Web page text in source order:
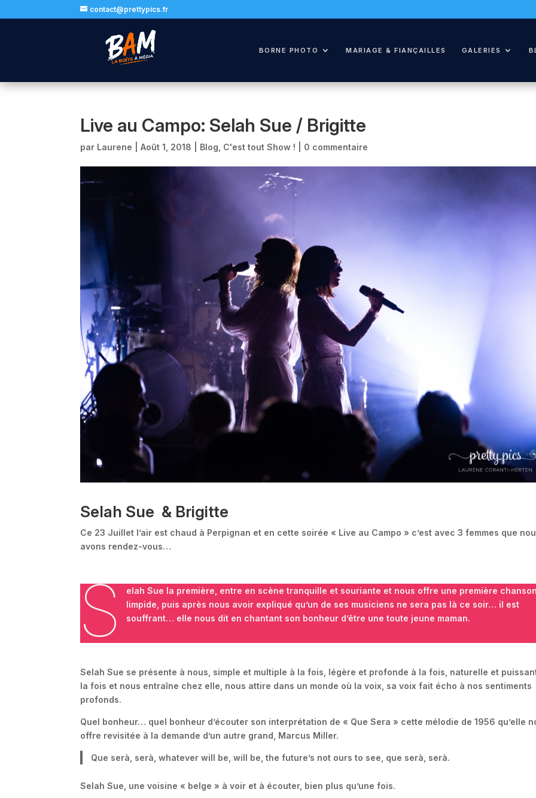
contact@prettypics.fr
BORNE PHOTO MARIAGE & FIANÇAILLES GALERIES
Live au Campo: Selah Sue / Brigitte
par Laurene |Août 1, 2018 Blog C'est tout Show ! 0 commentaire
Selah Sue & Brigitte
Ce 23 Juillet l’air est chaud à Perpignan et en cette soirée « Live au Campo » c’est avec 3 femmes que
avons rendez-vous…
S
elah Sue la première, entre en scène tranquille et souriante et nous offre une première
limpide, puis après nous avoir expliqué qu’un de ses musiciens ne sera pas là ce soir… il est
souffrant… elle nous dit en chantant son bonheur d’être une toute jeune maman.
Selah Sue se présente à nous, simple et multiple à la fois, légère et profonde à la fois, naturelle et
la fois et nous entraîne chez elle, nous attire dans un monde où la voix, sa voix fait écho à nos sentiments
profonds.
Quel bonheur… quel bonheur d’écouter son interprétation de « Que Sera » cette mélodie de 1956 qu’elle
offre revisitée à la demande d’un autre grand, Marcus Miller.
Que serà, serà, whatever will be, will be, the future’s not ours to see, que serà, serà.
Selah Sue, une voisine « belge » à voir et à écouter, bien plus qu’une fois.